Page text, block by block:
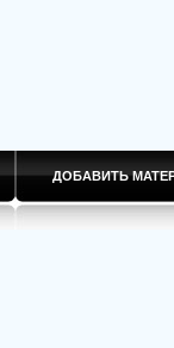
ДОБАВИТЬ